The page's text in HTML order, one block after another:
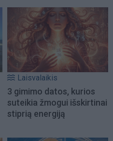
Laisvalaikis
3 gimimo datos, kurios
suteikia žmogui išskirtinai
stiprią energiją